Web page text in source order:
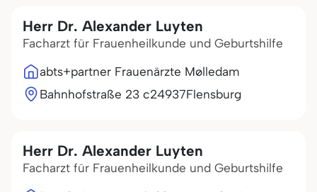
Herr Dr. Alexander Luyten
Facharzt für Frauenheilkunde und Geburtshilfe
abts+partner Frauenärzte Mølledam
Bahnhofstraße 23 c24937Flensburg
Herr Dr. Alexander Luyten
Facharzt für Frauenheilkunde und Geburtshilfe